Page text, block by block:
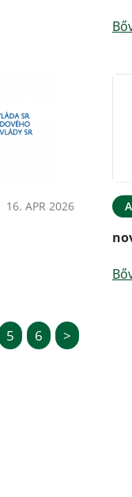
16. APR 2026
5 6 >